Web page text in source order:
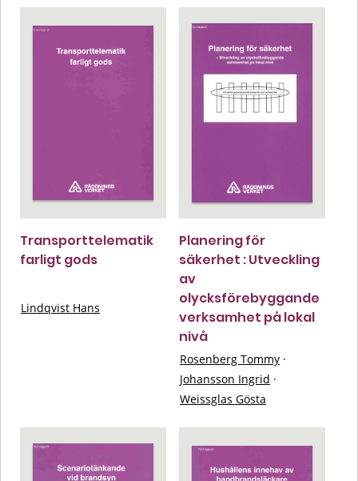
Transporttelematik
farligt gods
Lindqvist Hans
Planering för
säkerhet : Utveckling
av
olycksförebyggande
verksamhet på lokal
nivå
Rosenberg Tommy ·
Johansson Ingrid ·
Weissglas Gösta